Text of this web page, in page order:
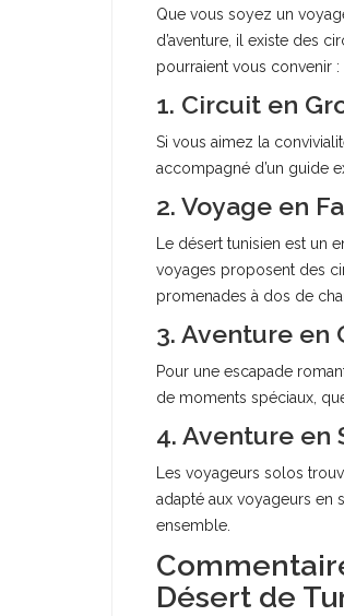
Que vous soyez un
d’aventure, il existe des
pourraient vous convenir :
1. Circuit en
Si vous aimez la
accompagné d’un guide
2. Voyage en
Le désert tunisien est un
voyages proposent des
promenades à dos de
3. Aventure en
Pour une escapade
de moments spéciaux,
4. Aventure en
Les voyageurs solos
adapté aux voyageurs en
ensemble.
Désert de